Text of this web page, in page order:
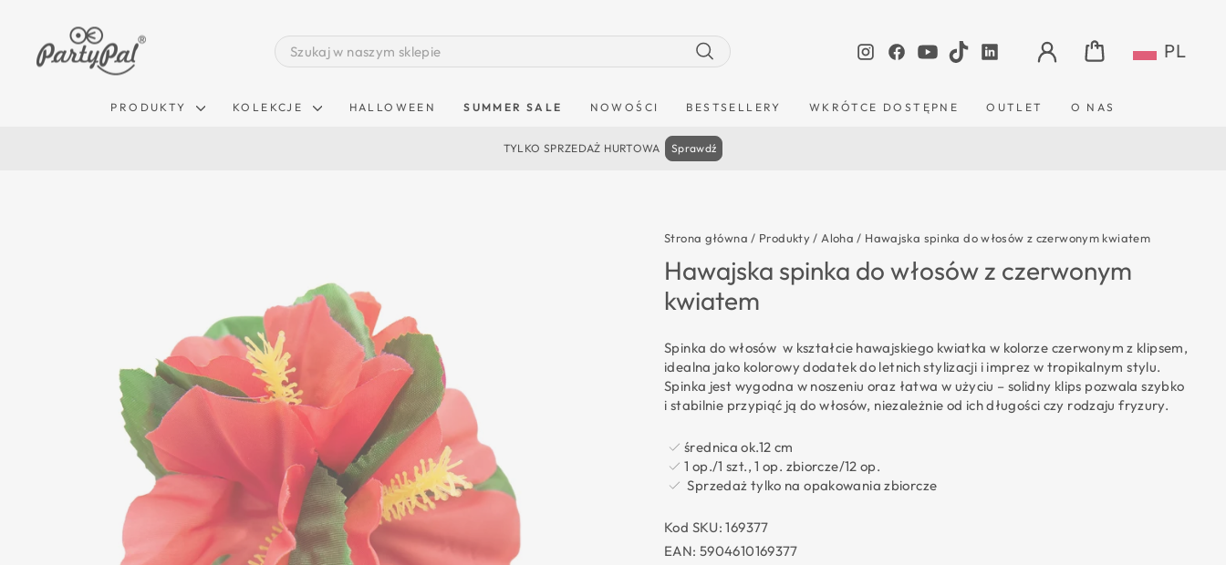
SEARCH
Szukaj
InstagramFacebook
YouTube
TikTok LinkedIn ZALOGUJ SIĘ PL
PRODUKTY KOLEKCJE HALLOWEEN SUMMER SALE NOWOŚCI BESTSELLERY WKRÓTCE DOSTĘPNE OUTLET O NAS
TYLKO SPRZEDAŻ HURTOWA Sprawdź
Strona główna / Produkty / Aloha / Hawajska spinka do włosów z czerwonym kwiatem
Hawajska spinka do włosów z czerwonym
kwiatem
Spinka do włosów w kształcie hawajskiego kwiatka w kolorze czerwonym z klipsem,
idealna jako kolorowy dodatek do letnich stylizacji i imprez w tropikalnym stylu.
Spinka jest wygodna w noszeniu oraz łatwa w użyciu – solidny klips pozwala szybko
i stabilnie przypiąć ją do włosów, niezależnie od ich długości czy rodzaju fryzury.
średnica ok.12 cm
1 op./1 szt., 1 op. zbiorcze/12 op.
Sprzedaż tylko na opakowania zbiorcze
Kod SKU: 169377
EAN: 5904610169377